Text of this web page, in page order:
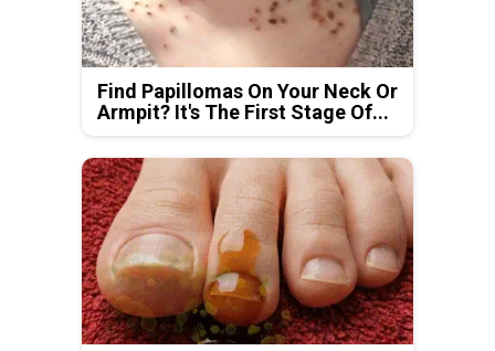
Find Papillomas On Your Neck Or
Armpit? It's The First Stage Of...